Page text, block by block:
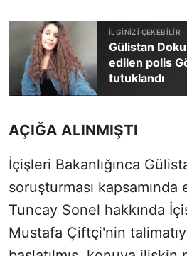
Gülistan
edilen polis
tutuklandı
AÇIĞA ALINMIŞTI
İçişleri Bakanlığınca
soruşturması
Tuncay Sonel hakkında
Mustafa Çiftçi'nin